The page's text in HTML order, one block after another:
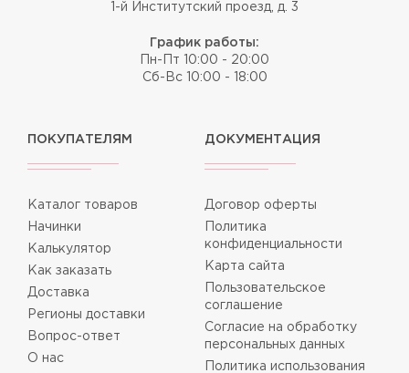
1-й Институтский проезд, д. 3
График работы:
Пн-Пт 10:00 - 20:00
Сб-Вс 10:00 - 18:00
ПОКУПАТЕЛЯМ
Каталог товаров
Начинки
Калькулятор
Как заказать
Доставка
Регионы доставки
Вопрос-ответ
О нас
ДОКУМЕНТАЦИЯ
Договор оферты
Политика
конфиденциальности
Карта сайта
Пользовательское
соглашение
Согласие на обработку
персональных данных
Политика использования